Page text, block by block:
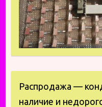
Распродажа —
наличие и